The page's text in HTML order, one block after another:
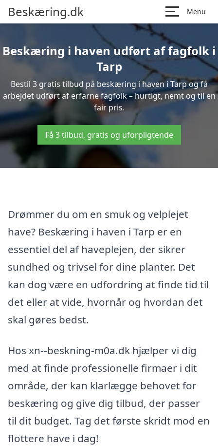
Beskæring.dk Menu
Beskæring i haven udført af fagfolk i
Tarp
Bestil 3 gratis tilbud på beskæring i haven i Tarp og få
arbejdet udført af erfarne fagfolk – hurtigt, nemt og til en
fair pris.
Få 3 tilbud, gratis og uforpligtende
Drømmer du om en smuk og velplejet
have? Beskæring i haven i Tarp er en
essentiel del af haveplejen, der sikrer
sundhed og trivsel for dine planter. Det
kan dog være en udfordring at finde tid til
det eller at vide, hvornår og hvordan det
skal gøres bedst.
Hos xn--beskning-m0a.dk hjælper vi dig
med at finde professionelle firmaer i dit
område, der kan klarlægge behovet for
beskæring og give dig tilbud, der passer
til dit budget. Tag det første skridt mod en
flottere have i dag!